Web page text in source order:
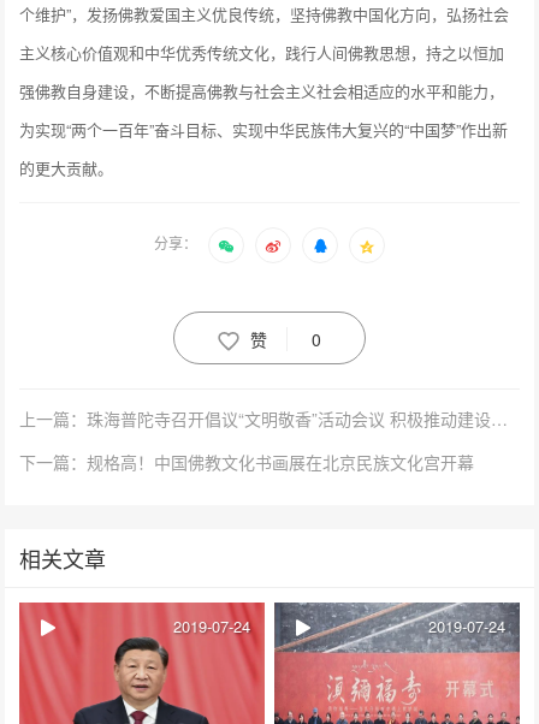
个维护”，发扬佛教爱国主义优良传统，坚持佛教中国化方向，弘扬社会
主义核心价值观和中华优秀传统文化，践行人间佛教思想，持之以恒加
强佛教自身建设，不断提高佛教与社会主义社会相适应的水平和能力，
为实现“两个一百年”奋斗目标、实现中华民族伟大复兴的“中国梦”作出新
的更大贡献。
分享：
赞 0
上一篇：珠海普陀寺召开倡议“文明敬香”活动会议 积极推动建设生态寺院
下一篇：规格高！中国佛教文化书画展在北京民族文化宫开幕
相关文章
2019-07-24 2019-07-24